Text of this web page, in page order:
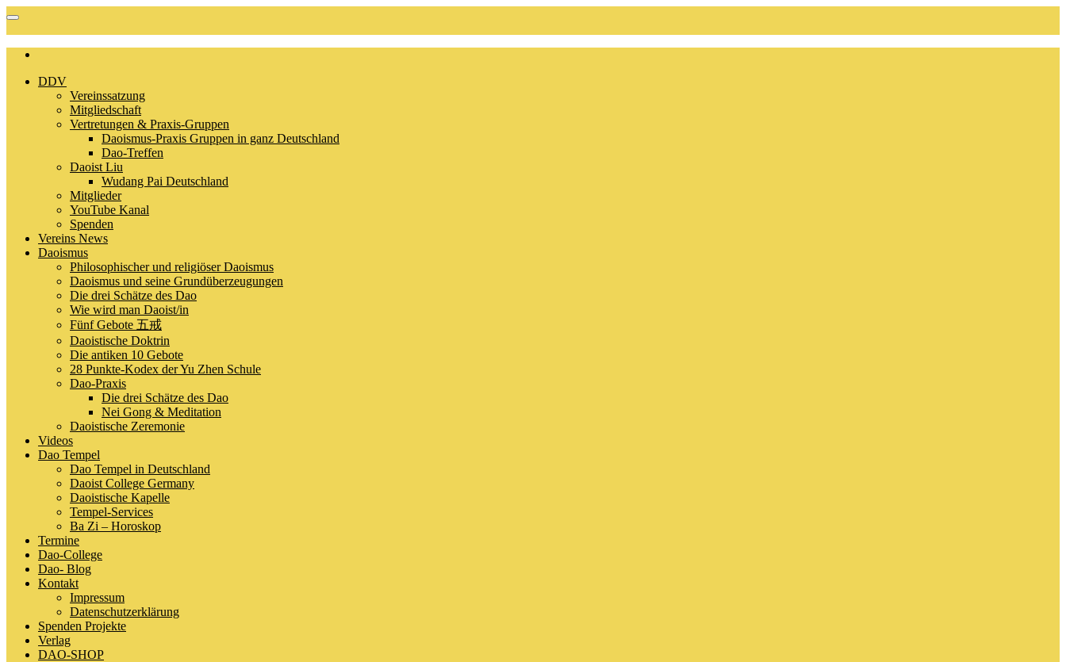
DDV
Vereinssatzung
Mitgliedschaft
Vertretungen & Praxis-Gruppen
Daoismus-Praxis Gruppen in ganz Deutschland
Dao-Treffen
Daoist Liu
Wudang Pai Deutschland
Mitglieder
YouTube Kanal
Spenden
Vereins News
Daoismus
Philosophischer und religiöser Daoismus
Daoismus und seine Grundüberzeugungen
Die drei Schätze des Dao
Wie wird man Daoist/in
Fünf Gebote 五戒
Daoistische Doktrin
Die antiken 10 Gebote
28 Punkte-Kodex der Yu Zhen Schule
Dao-Praxis
Die drei Schätze des Dao
Nei Gong & Meditation
Daoistische Zeremonie
Videos
Dao Tempel
Dao Tempel in Deutschland
Daoist College Germany
Daoistische Kapelle
Tempel-Services
Ba Zi – Horoskop
Termine
Dao-College
Dao- Blog
Kontakt
Impressum
Datenschutzerklärung
Spenden Projekte
Verlag
DAO-SHOP